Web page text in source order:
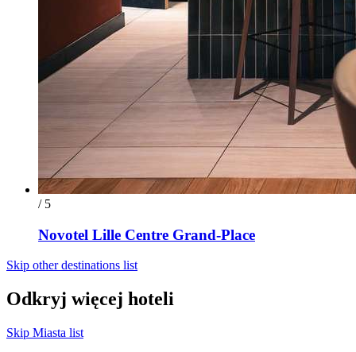
/ 5
Novotel Lille Centre Grand-Place
Skip other destinations list
Odkryj więcej hoteli
Skip Miasta list